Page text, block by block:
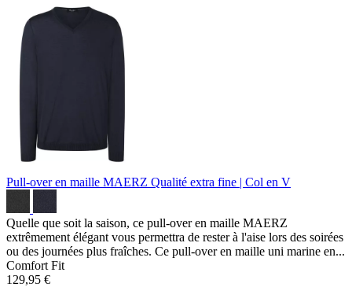
Pull-over en maille MAERZ Qualité extra fine | Col en V
Quelle que soit la saison, ce pull-over en maille MAERZ
extrêmement élégant vous permettra de rester à l'aise lors des soirées
ou des journées plus fraîches. Ce pull-over en maille uni marine en...
Comfort Fit
129,95 €